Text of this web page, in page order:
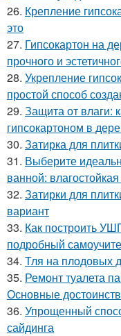
26. Крепление
это
27. Гипсокартон на
прочного и
28. Укрепление
простой способ
29. Защита от влаги:
гипсокартоном в
30. Затирка для
31. Выберите
ванной:
32. Затирки для
вариант
33. Как построить
подробный
34. Тля на плодовых
35. Ремонт туалета
Основные
36. Упрощенный
сайдинга